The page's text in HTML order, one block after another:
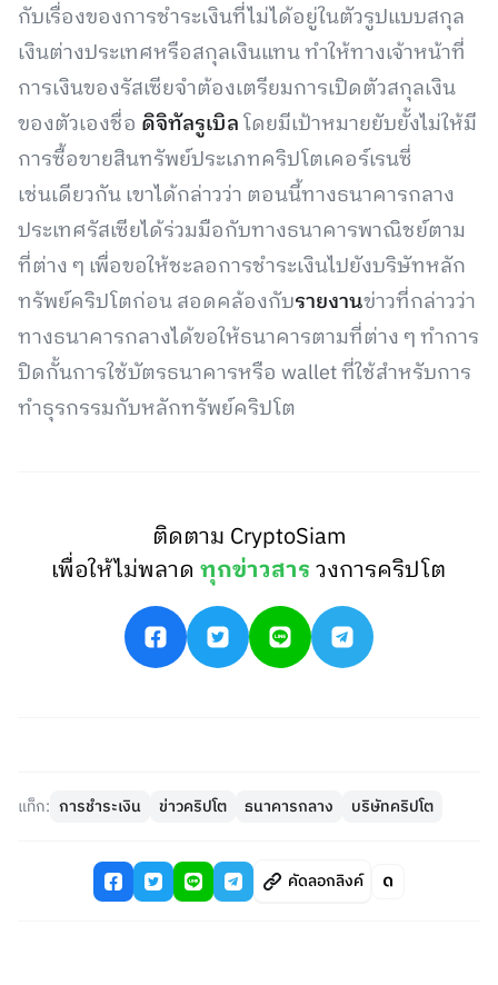
กับเรื่องของการชำระเงินที่ไม่ได้อยู่ในตัวรูปแบบสกุล
เงินต่างประเทศหรือสกุลเงินแทน ทำให้ทางเจ้าหน้าที่
การเงินของรัสเซียจำต้องเตรียมการเปิดตัวสกุลเงิน
ของตัวเองชื่อ ดิจิทัลรูเบิลโดยมีเป้าหมายยับยั้งไม่ให้มี
การซื้อขายสินทรัพย์ประเภทคริปโตเคอร์เรนซี่
เช่นเดียวกัน เขาได้กล่าวว่า ตอนนี้ทางธนาคารกลาง
ประเทศรัสเซียได้ร่วมมือกับทางธนาคารพาณิชย์ตาม
ที่ต่าง ๆ เพื่อขอให้ชะลอการชำระเงินไปยังบริษัทหลัก
ทรัพย์คริปโตก่อน สอดคล้องกับรายงานข่าวที่กล่าวว่า
ทางธนาคารกลางได้ขอให้ธนาคารตามที่ต่าง ๆ ทำการ
ปิดกั้นการใช้บัตรธนาคารหรือ wallet ที่ใช้สำหรับการ
ทำธุรกรรมกับหลักทรัพย์คริปโต
ติดตาม CryptoSiam
เพื่อให้ไม่พลาดทุกข่าวสารวงการคริปโต
แท็ก: การชำระเงิน ข่าวคริปโต ธนาคารกลาง บริษัทคริปโต
คัดลอกลิงค์